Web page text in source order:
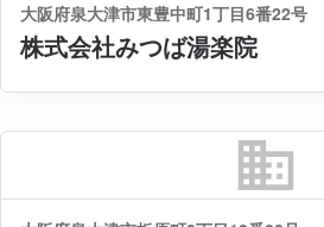
大阪府泉大津市東豊中町1丁目6番22号
株式会社みつば湯楽院
business